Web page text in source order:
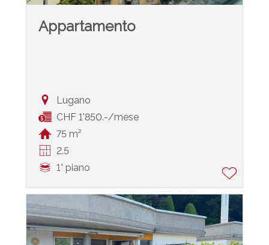
Appartamento
Lugano
CHF 1'850.-/mese
75 m²
2.5
1° piano